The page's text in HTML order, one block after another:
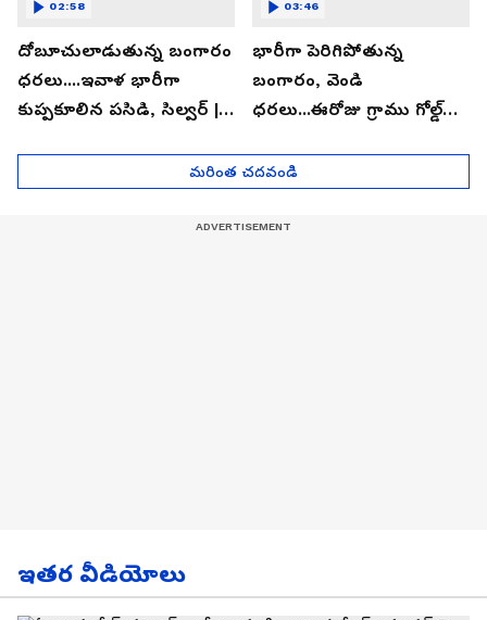
దోబూచులాడుతున్న బంగారం
ధరలు....ఇవాళ భారీగా
కుప్పకూలిన పసిడి, సిల్వర్ |
02:58
భారీగా పెరిగిపోతున్న
బంగారం, వెండి
ధరలు...ఈరోజు గ్రాము గోల్డ్
News Telugu
03:46
మరింత చదవండి
ఇతర వీడియోలు